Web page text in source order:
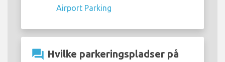
Airport Parking
question_answer Hvilke parkeringspladser på